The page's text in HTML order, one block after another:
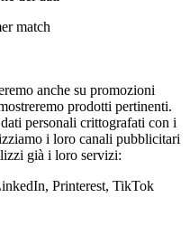
match
anche su promozioni
prodotti pertinenti.
personali crittografati con i
i loro canali pubblicitari
già i loro servizi:
Printerest, TikTok